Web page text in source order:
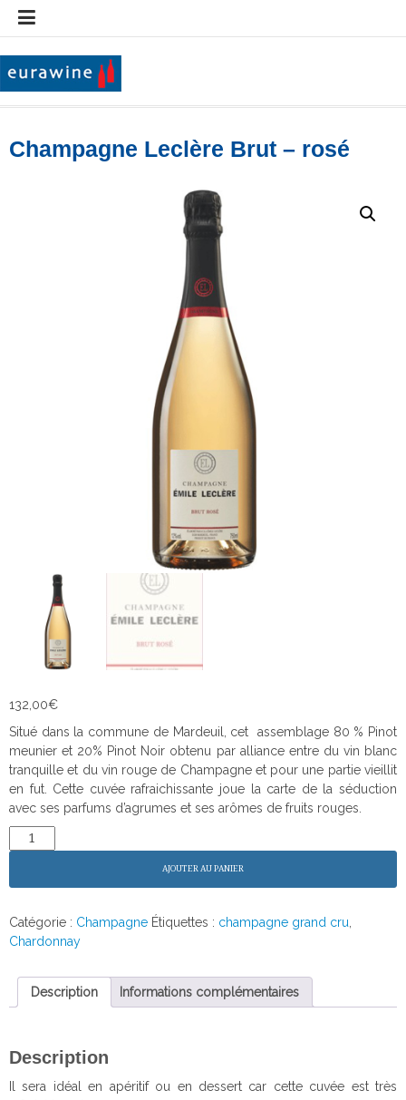
Aller
Eurawine
Champagne Leclère Brut – rosé
132,00€
Situé dans la commune de Mardeuil, cet assemblage 80 % Pinot
meunier et 20% Pinot Noir obtenu par alliance entre du vin blanc
tranquille et du vin rouge de Champagne et pour une partie vieillit
en fut. Cette cuvée rafraichissante joue la carte de la séduction
avec ses parfums d’agrumes et ses arômes de fruits rouges.
quantité
de
Leclère
-
rosé
AJOUTER AU PANIER
Catégorie : Champagne Étiquettes : champagne grand cru
Chardonnay
Description Informations complémentaires
Description
Il sera idéal en apéritif ou en dessert car cette cuvée est très